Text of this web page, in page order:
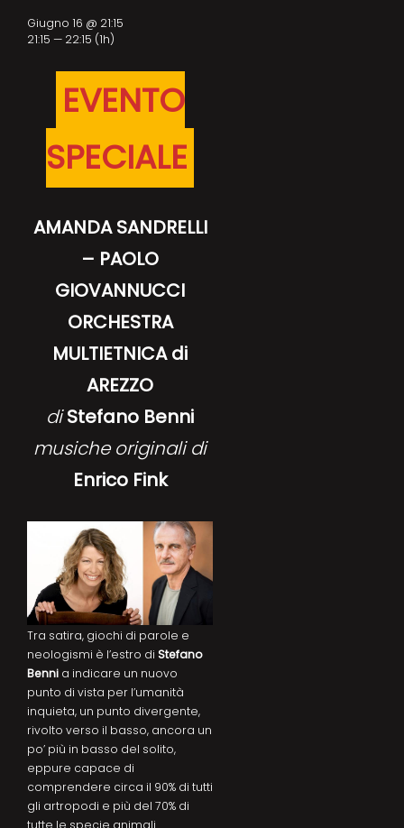
EVENTO
SPECIALE
AMANDA SANDRELLI
– PAOLO
GIOVANNUCCI
ORCHESTRA
MULTIETNICA di
AREZZO
diStefano Benni
musiche originali di
Enrico Fink
Tra satira, giochi di parole e
neologismi è l’estro di Stefano
Benni a indicare un nuovo
punto di vista per l’umanità
inquieta, un punto divergente,
rivolto verso il basso, ancora un
po’ più in basso del solito,
eppure capace di
comprendere circa il 90% di tutti
gli artropodi e più del 70% di
tutte le specie animali
Giugno 16 @ 21:15
21:15 — 22:15 (1h)